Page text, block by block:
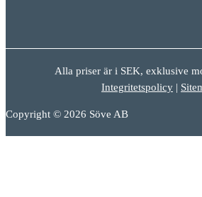
Alla priser är i SEK, exklusive
Integritetspolicy |
Copyright © 2026 Söve AB